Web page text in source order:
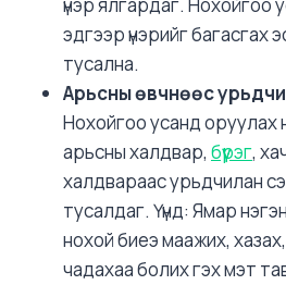
үнэр ялгардаг. Нохойгоо
эдгээр үнэрийг багасгах
тусална.
Арьсны өвчнөөс
Нохойгоо усанд оруулах
арьсны халдвар, бүүрэг,
халдвараас урьдчилан
тусалдаг. Үүнд: Ямар
нохой биеэ маажих,
чадахаа болих гэх мэт